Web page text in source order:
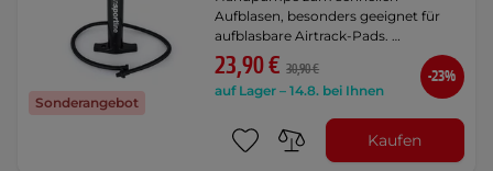
Sonderangebot
Aufblasen, besonders geeignet für
aufblasbare Airtrack-Pads. …
23,90 € 30,90 €
auf Lager – 14.8. bei Ihnen
-23%
Kaufen